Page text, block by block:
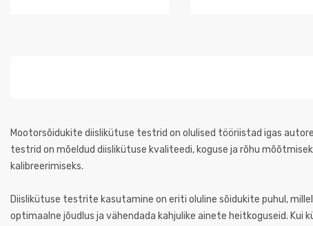
Mootorsõidukite diislikütuse testrid on olulised tööriistad igas
testrid on mõeldud diislikütuse kvaliteedi, koguse ja rõhu
kalibreerimiseks.
Diislikütuse testrite kasutamine on eriti oluline sõidukite puhul,
optimaalne jõudlus ja vähendada kahjulike ainete heitkoguseid.